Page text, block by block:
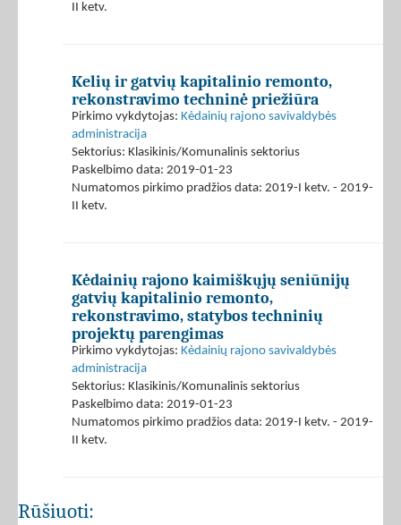
II ketv.
Kelių ir gatvių kapitalinio remonto,
rekonstravimo techninė priežiūra
Pirkimo vykdytojas: Kėdainių rajono savivaldybės
administracija
Sektorius: Klasikinis/Komunalinis sektorius
Paskelbimo data: 2019-01-23
Numatomos pirkimo pradžios data: 2019-I ketv. - 2019-
II ketv.
Kėdainių rajono kaimiškųjų seniūnijų
gatvių kapitalinio remonto,
rekonstravimo, statybos techninių
projektų parengimas
Pirkimo vykdytojas: Kėdainių rajono savivaldybės
administracija
Sektorius: Klasikinis/Komunalinis sektorius
Paskelbimo data: 2019-01-23
Numatomos pirkimo pradžios data: 2019-I ketv. - 2019-
II ketv.
Rūšiuoti: